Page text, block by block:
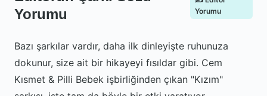
Yorumu
Yorumu
Bazı şarkılar vardır, daha ilk dinleyişte ruhunuza
dokunur, size ait bir hikayeyi fısıldar gibi. Cem
Kısmet & Pilli Bebek işbirliğinden çıkan "Kızım"